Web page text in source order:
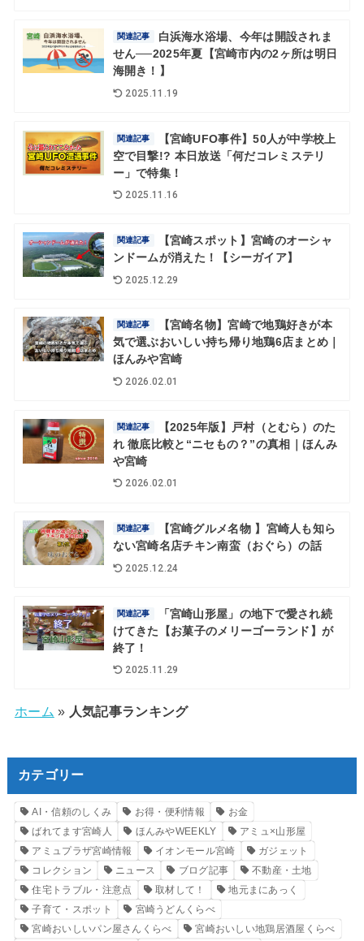
関連記事
白浜海水浴場、今年は開設されま
せん──2025年夏【宮崎市内の2ヶ所は明日
海開き！】
2025.11.19
関連記事
【宮崎UFO事件】50人が中学校上
空で目撃!? 本日放送「何だコレミステリ
ー」で特集！
2025.11.16
関連記事
【宮崎スポット】宮崎のオーシャ
ンドームが消えた！【シーガイア】
2025.12.29
関連記事
【宮崎名物】宮崎で地鶏好きが本
気で選ぶおいしい持ち帰り地鶏6店まとめ｜
ほんみや宮崎
2026.02.01
関連記事
【2025年版】戸村（とむら）のた
れ 徹底比較と“ニセもの？”の真相｜ほんみ
や宮崎
2026.02.01
関連記事
【宮崎グルメ名物 】宮崎人も知ら
ない宮崎名店チキン南蛮（おぐら）の話
2025.12.24
関連記事
「宮崎山形屋」の地下で愛され続
けてきた【お菓子のメリーゴーランド】が
終了！
2025.11.29
ホーム » 人気記事ランキング
カテゴリー
AI・信頼のしくみ お得・便利情報
お金
ばれてます宮崎人
ほんみやWEEKLY
アミュ×山形屋
アミュプラザ宮崎情報
イオンモール宮崎
ガジェット
コレクション
ニュース ブログ記事
不動産・土地
住宅トラブル・注意点
取材して！
地元まにあっく
子育て・スポット
宮崎うどんくらべ
宮崎おいしいパン屋さんくらべ
宮崎おいしい地鶏居酒屋くらべ